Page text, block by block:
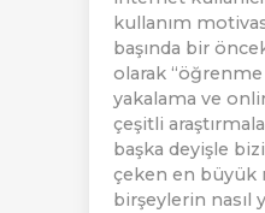
kullanım
başında bir
olarak
yakalama ve
çeşitli
başka deyişle
çeken en büyük
birşeylerin nasıl